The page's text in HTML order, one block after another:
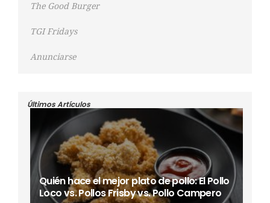
The Good Burger
TGI Fridays
Anunciarse
Últimos Artículos
Quién hace el mejor plato de pollo: El Pollo
Loco vs. Pollos Frisby vs. Pollo Campero